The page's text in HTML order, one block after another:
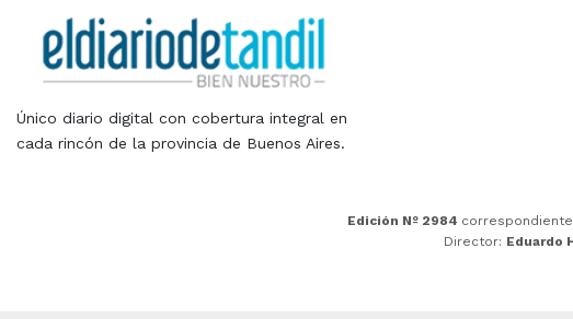
Único diario digital con cobertura integral en
cada rincón de la provincia de Buenos Aires.
Edición Nº 2984
Director: Eduardo